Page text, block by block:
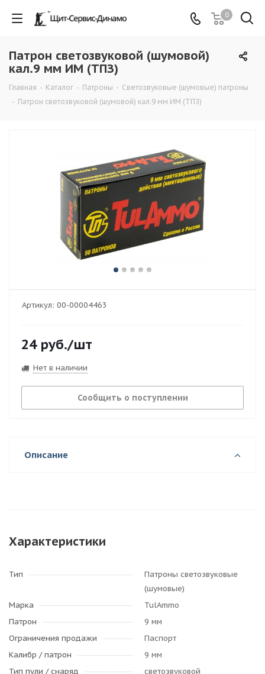
0
Патрон светозвуковой (шумовой)
кал.9 мм ИМ (ТПЗ)
Главная - Каталог - Патроны - Светозвуковые (шумовые) патроны
- Патрон светозвуковой (шумовой) кал.9 мм ИМ (ТПЗ)
Артикул: 00-00004463
24руб./шт
Нет в наличии
Сообщить о поступлении
Описание
Характеристики
Тип
Патроны светозвуковые
(шумовые)
Марка
TulAmmo
Патрон
9 мм
Ограничения продажи
Паспорт
Калибр / патрон
9 мм
Тип пули / cнаряд
светозвуковой